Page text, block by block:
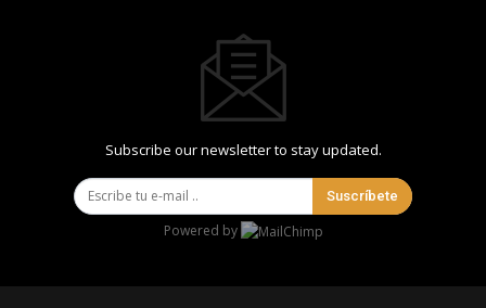
Subscribe our newsletter to stay updated.
Suscríbete
Powered by